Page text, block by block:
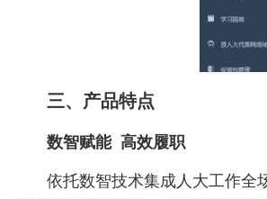
三、产品特点
数智赋能 高效履职
依托数智技术集成人大工作全